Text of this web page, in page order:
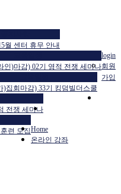
5월 센터 휴무 안내
인)마감) 02기 영적 전쟁 세미나
)집회 마감) 33기 킹덤빌더스쿨
전쟁 세미나
련 모집
login
회원
가입
Home
온라인 강좌